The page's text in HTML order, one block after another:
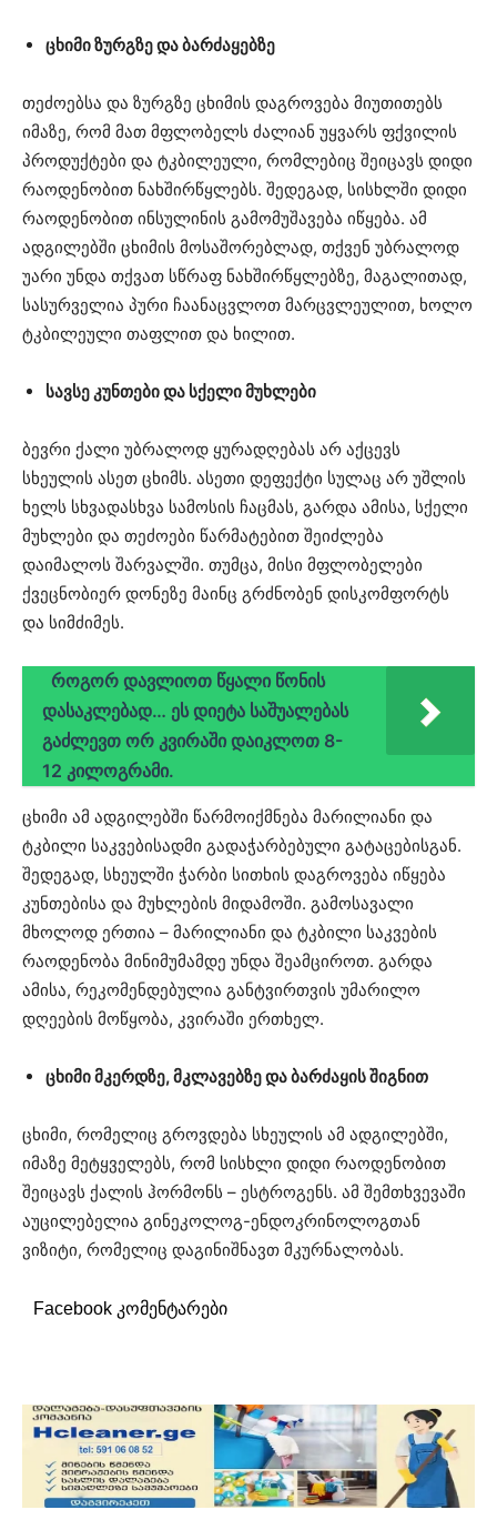
ცხიმი ზურგზე და ბარძაყებზე
თეძოებსა და ზურგზე ცხიმის დაგროვება მიუთითებს
იმაზე, რომ მათ მფლობელს ძალიან უყვარს ფქვილის
პროდუქტები და ტკბილეული, რომლებიც შეიცავს დიდი
რაოდენობით ნახშირწყლებს. შედეგად, სისხლში დიდი
რაოდენობით ინსულინის გამომუშავება იწყება. ამ
ადგილებში ცხიმის მოსაშორებლად, თქვენ უბრალოდ
უარი უნდა თქვათ სწრაფ ნახშირწყლებზე, მაგალითად,
სასურველია პური ჩაანაცვლოთ მარცვლეულით, ხოლო
ტკბილეული თაფლით და ხილით.
სავსე კუნთები და სქელი მუხლები
ბევრი ქალი უბრალოდ ყურადღებას არ აქცევს
სხეულის ასეთ ცხიმს. ასეთი დეფექტი სულაც არ უშლის
ხელს სხვადასხვა სამოსის ჩაცმას, გარდა ამისა, სქელი
მუხლები და თეძოები წარმატებით შეიძლება
დაიმალოს შარვალში. თუმცა, მისი მფლობელები
ქვეცნობიერ დონეზე მაინც გრძნობენ დისკომფორტს
და სიმძიმეს.
როგორ დავლიოთ წყალი წონის
დასაკლებად… ეს დიეტა საშუალებას
გაძლევთ ორ კვირაში დაიკლოთ 8-
12 კილოგრამი.
ცხიმი ამ ადგილებში წარმოიქმნება მარილიანი და
ტკბილი საკვებისადმი გადაჭარბებული გატაცებისგან.
შედეგად, სხეულში ჭარბი სითხის დაგროვება იწყება
კუნთებისა და მუხლების მიდამოში. გამოსავალი
მხოლოდ ერთია – მარილიანი და ტკბილი საკვების
რაოდენობა მინიმუმამდე უნდა შეამციროთ. გარდა
ამისა, რეკომენდებულია განტვირთვის უმარილო
დღეების მოწყობა, კვირაში ერთხელ.
ცხიმი მკერდზე, მკლავებზე და ბარძაყის შიგნით
ცხიმი, რომელიც გროვდება სხეულის ამ ადგილებში,
იმაზე მეტყველებს, რომ სისხლი დიდი რაოდენობით
შეიცავს ქალის ჰორმონს – ესტროგენს. ამ შემთხვევაში
აუცილებელია გინეკოლოგ-ენდოკრინოლოგთან
ვიზიტი, რომელიც დაგინიშნავთ მკურნალობას.
Facebook კომენტარები